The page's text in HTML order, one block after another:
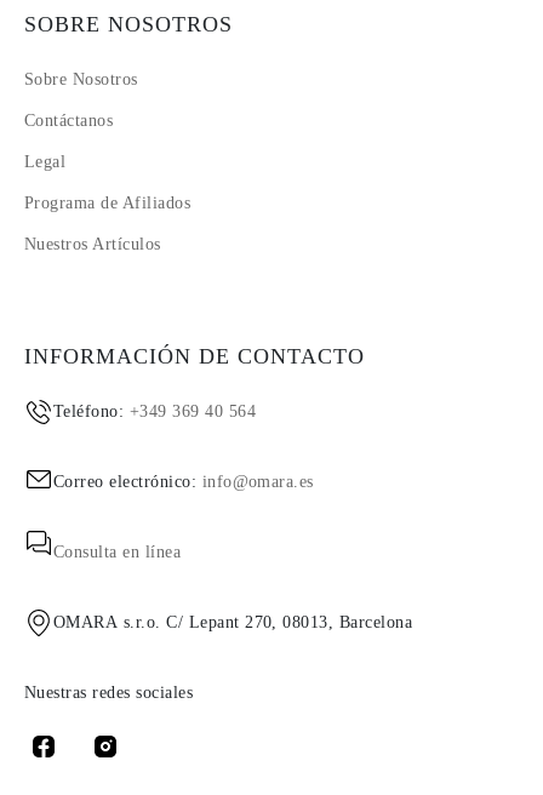
SOBRE NOSOTROS
Sobre Nosotros
Contáctanos
Legal
Programa de Afiliados
Nuestros Artículos
INFORMACIÓN DE CONTACTO
Teléfono: +349 369 40 564
Correo electrónico: info@omara.es
Consulta en línea
OMARA s.r.o. C/ Lepant 270, 08013, Barcelona
Nuestras redes sociales